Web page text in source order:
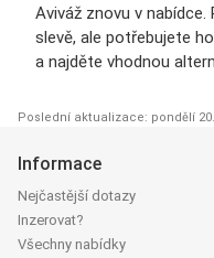
Aviváž znovu v
slevě, ale potřebujete
a najděte vhodnou
Poslední aktualizace: pondělí
Informace
Nejčastější dotazy
Inzerovat?
Všechny nabídky